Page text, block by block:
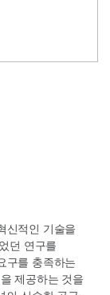
신적인 기술을
던 연구를
구를 충족하는
제공하는 것을